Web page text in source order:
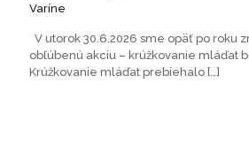
Varíne
V utorok 30.6.2026 sme opäť po roku
obľúbenú akciu – krúžkovanie mláďat
Krúžkovanie mláďat prebiehalo […]